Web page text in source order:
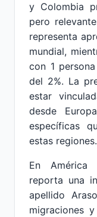
y Colombia
pero
representa
mundial,
con 1
del 2%. La
estar
desde
específicas
estas regiones.
En América
reporta una
apellido
migraciones